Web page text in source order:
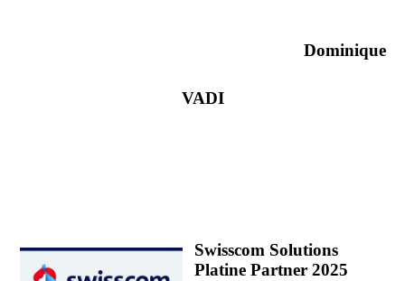
Dominique
VADI
Swisscom Solutions
Platine Partner 2025